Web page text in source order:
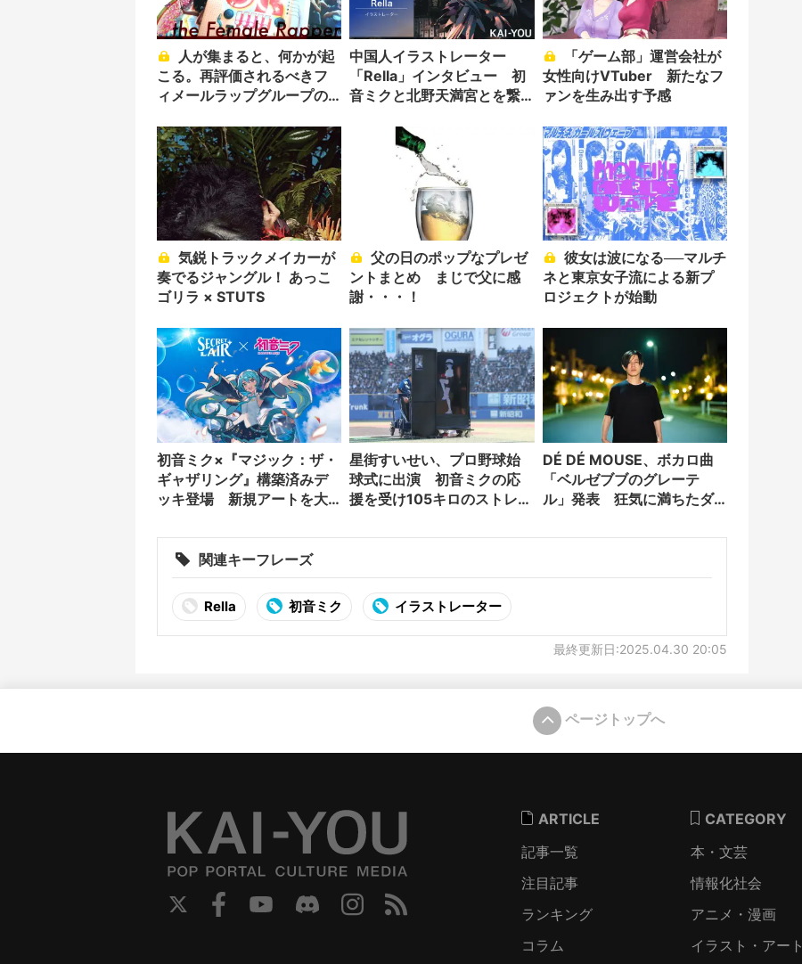
こる。再評価されるべきフ
ィメールラップグループの
中国人イラストレーター
「Rella」インタビュー 初
音ミクと北野天満宮とを繋
女性向けVTuber 新たなフ
ァンを生み出す予感
奏でるジャングル！ あっこ
ゴリラ × STUTS
父の日のポップなプレゼ
ントまとめ まじで父に感
謝・・・！
ネと東京女子流による新プ
ロジェクトが始動
初音ミク×『マジック：ザ・
ギャザリング』構築済みデ
ッキ登場 新規アートを大
星街すいせい、プロ野球始
球式に出演 初音ミクの応
援を受け105キロのストレー
DÉ DÉ MOUSE、ボカロ曲
「ベルゼブブのグレーテ
ル」発表 狂気に満ちたダ
関連キーフレーズ
Rella 初音ミク イラストレーター
最終更新日:2025.04.30 20:05
ページトップへ
ARTICLE
記事一覧
注目記事
ランキング
コラム
CATEGORY
本・文芸
情報化社会
アニメ・漫画
イラスト・アート